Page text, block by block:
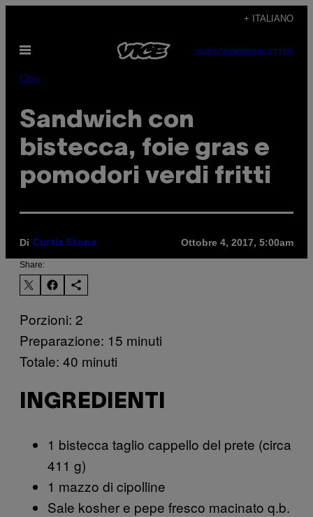
contenuto
+ ITALIANO
Apri
SUBSCRIBENEWSLETTER
Cibo
Sandwich con
bistecca, foie gras e
pomodori verdi fritti
Di Curtis Stone Ottobre 4, 2017, 5:00am
Share:
Porzioni: 2
Preparazione: 15 minuti
Totale: 40 minuti
INGREDIENTI
1 bistecca taglio cappello del prete (circa
411 g)
1 mazzo di cipolline
Sale kosher e pepe fresco macinato q.b.